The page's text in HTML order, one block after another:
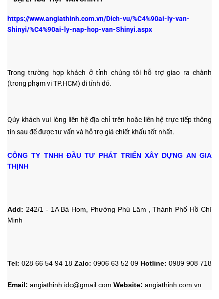
https://www.angiathinh.com.vn/Dich-vu/%C4%90ai-ly-van-
Shinyi/%C4%90ai-ly-nap-hop-van-Shinyi.aspx
Trong trường hợp khách ở tỉnh chúng tôi hỗ trợ giao ra chành
(trong phạm vi TP.HCM) đi tỉnh đó.
Qúy khách vui lòng liên hệ địa chỉ trên hoặc liên hệ trực tiếp thông
tin sau để được tư vấn và hỗ trợ giá chiết khấu tốt nhất.
CÔNG TY TNHH ĐẦU TƯ PHÁT TRIỂN XÂY DỰNG AN GIA
THỊNH
Add: 242/1 - 1A Bà Hom, Phường Phú Lâm , Thành Phố Hồ Chí
Minh
Tel: 028 66 54 94 18 Zalo: 0906 63 52 09 Hotline: 0989 908 718
Email: angiathinh.idc@gmail.com Website: angiathinh.com.vn